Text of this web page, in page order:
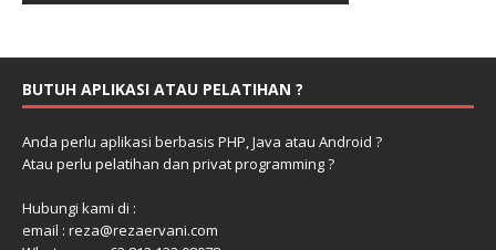
BUTUH APLIKASI ATAU PELATIHAN ?
Anda perlu aplikasi berbasis PHP, Java atau Android ?
Atau perlu pelatihan dan privat programming ?
Hubungi kami di :
email : reza@rezaervani.com